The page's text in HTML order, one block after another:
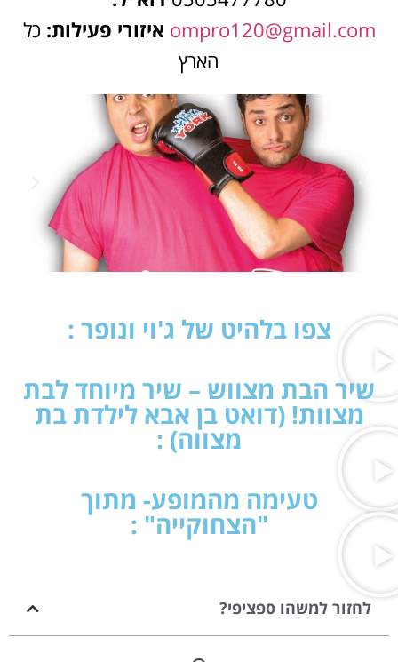
ompro120@gmail.com איזורי פעילות: כל
הארץ
צפו בלהיט של ג'וי ונופר :
שיר הבת מצווש – שיר מיוחד לבת
מצוות! (דואט בן אבא לילדת בת
מצווה) :
טעימה מהמופע- מתוך
"הצחוקייה" :
לחזור למשהו ספציפי?